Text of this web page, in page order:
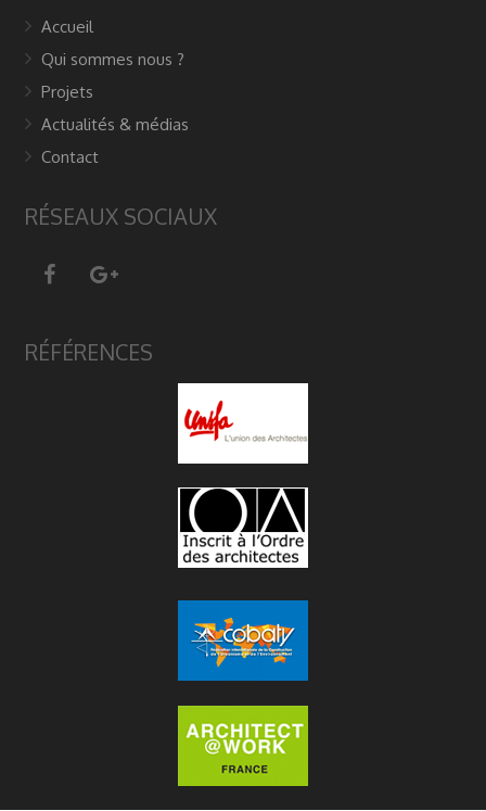
Accueil
Qui sommes nous ?
Projets
Actualités & médias
Contact
RÉSEAUX SOCIAUX
RÉFÉRENCES